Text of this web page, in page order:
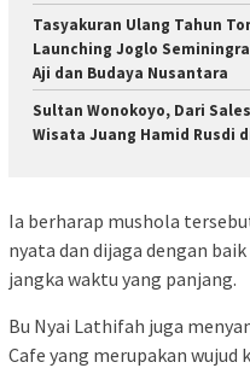
Tasyakuran Ulang Tahun
Launching Joglo
Aji dan Budaya Nusantara
Sultan Wonokoyo, Dari
Wisata Juang Hamid Rusdi
Ia berharap mushola
nyata dan dijaga dengan
jangka waktu yang panjang.
Bu Nyai Lathifah juga
Cafe yang merupakan wujud